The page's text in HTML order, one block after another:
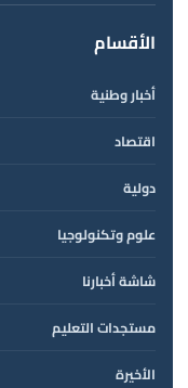
الأقسام
أخبار وطنية
اقتصاد
دولية
علوم وتكنولوجيا
شاشة أخبارنا
مستجدات التعليم
الأخيرة